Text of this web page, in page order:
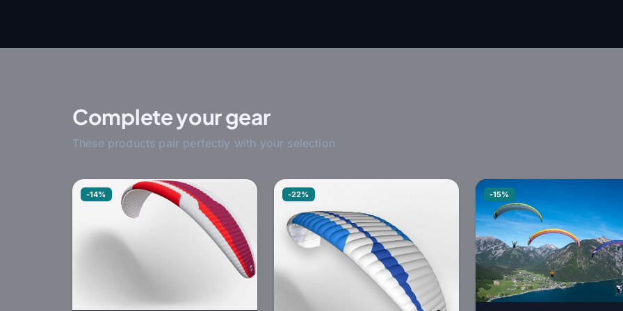
Complete your gear
These products pair perfectly with your selection
-14% -22% -15%